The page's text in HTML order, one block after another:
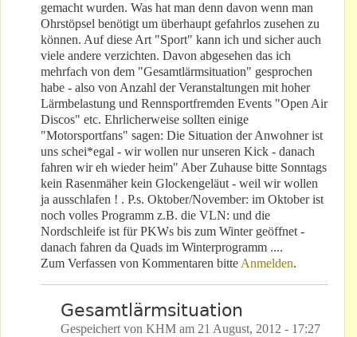
gemacht wurden. Was hat man denn davon wenn man
Ohrstöpsel benötigt um überhaupt gefahrlos zusehen zu
können. Auf diese Art "Sport" kann ich und sicher auch
viele andere verzichten. Davon abgesehen das ich
mehrfach von dem "Gesamtlärmsituation" gesprochen
habe - also von Anzahl der Veranstaltungen mit hoher
Lärmbelastung und Rennsportfremden Events "Open Air
Discos" etc. Ehrlicherweise sollten einige
"Motorsportfans" sagen: Die Situation der Anwohner ist
uns schei*egal - wir wollen nur unseren Kick - danach
fahren wir eh wieder heim" Aber Zuhause bitte Sonntags
kein Rasenmäher kein Glockengeläut - weil wir wollen
ja ausschlafen ! . P.s. Oktober/November: im Oktober ist
noch volles Programm z.B. die VLN: und die
Nordschleife ist für PKWs bis zum Winter geöffnet -
danach fahren da Quads im Winterprogramm ....
Zum Verfassen von Kommentaren bitte Anmelden.
Gesamtlärmsituation
Gespeichert von KHM am 21 August, 2012 - 17:27